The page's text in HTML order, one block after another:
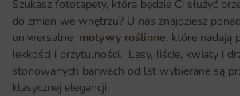
Szukasz fototapety, która będzie Ci służyć
do zmian we wnętrzu? U nas znajdziesz
uniwersalne motywy roślinne, które nadają
lekkości i przytulności. Lasy, liście, kwiaty i
stonowanych barwach od lat wybierane są
klasycznej elegancji.